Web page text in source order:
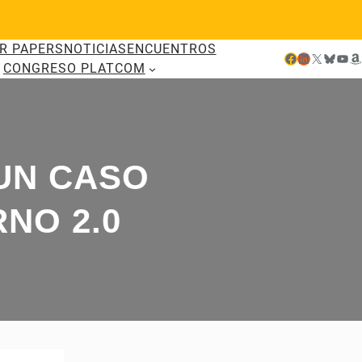
PAPERS NOTICIAS ENCUENTROS
CONGRESO PLATCOM
Facebook LinkedIn X Bluesky YouTube Amazon
CASO
2.0